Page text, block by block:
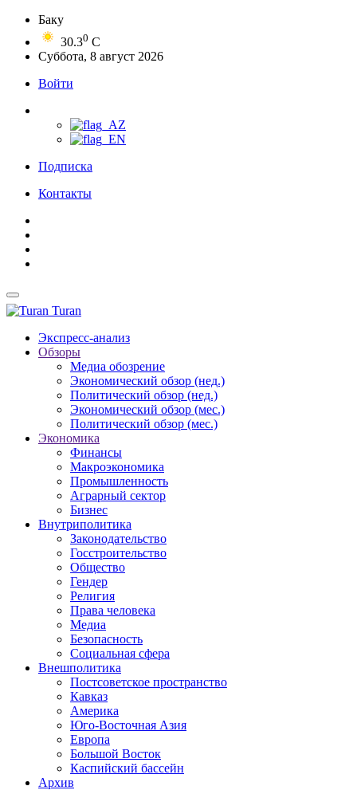
Баку
30.30 C
Суббота, 8 август 2026
Войти
Подписка
Контакты
Turan
Экспресс-анализ
Обзоры
Медиа обозрение
Экономический обзор (нед.)
Политический обзор (нед.)
Экономический обзор (мес.)
Политический обзор (мес.)
Экономика
Финансы
Макроэкономика
Промышленность
Аграрный сектор
Бизнес
Внутриполитика
Законодательство
Госстроительство
Общество
Гендер
Религия
Права человека
Медиа
Безопасность
Социальная сфера
Внешполитика
Постсоветское пространство
Кавказ
Америка
Юго-Восточная Азия
Европа
Большой Восток
Каспийский бассейн
Архив